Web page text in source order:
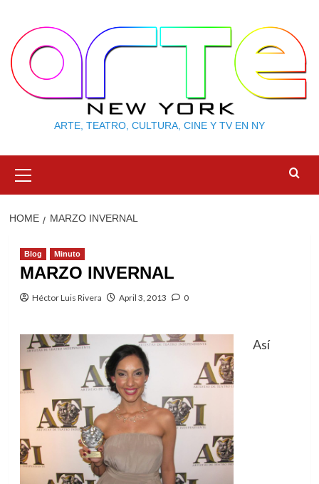
content
ARTE, TEATRO, CULTURA, CINE Y TV EN NY
Menu
HOME MARZO INVERNAL
Blog Minuto
MARZO INVERNAL
Héctor Luis Rivera April 3, 2013 0
Así